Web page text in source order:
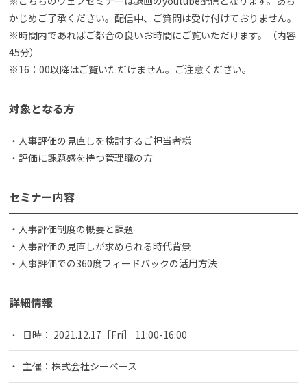
かじめご了承ください。配信中、ご質問は受け付けておりません。
※時間内であればご都合の良いお時間にご覧いただけます。（内容
45分）
※16：00以降はご覧いただけません。ご注意ください。
対象となる方
・人事評価の見直しを検討するご担当者様
・評価に課題感を持つ管理職の方
セミナー内容
・人事評価制度の概要と課題
・人事評価の見直しが求められる時代背景
・人事評価での360度フィードバックの活用方法
詳細情報
日時： 2021.12.17［Fri］ 11:00-16:00
主催：株式会社シーベース